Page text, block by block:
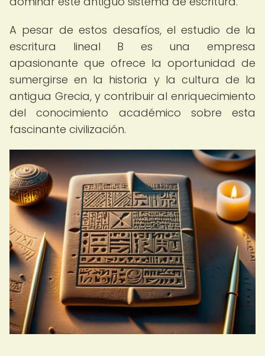
A pesar de estos desafíos, el estudio de la
escritura lineal B es una empresa
apasionante que ofrece la oportunidad de
sumergirse en la historia y la cultura de la
antigua Grecia, y contribuir al enriquecimiento
del conocimiento académico sobre esta
fascinante civilización.